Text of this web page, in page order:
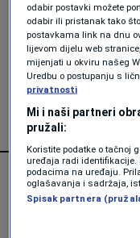
odabir postavki možete
odabir ili pristanak tako
postavkama link na dnu
lijevom dijelu web
mijenjati u okviru našeg
Uredbu o postupanju s
privatnosti
Mi i naši partneri
pružali:
Koristite podatke o tačnoj
uređaja radi
podacima na uređaju.
oglašavanja i sadržaja,
Spisak partnera